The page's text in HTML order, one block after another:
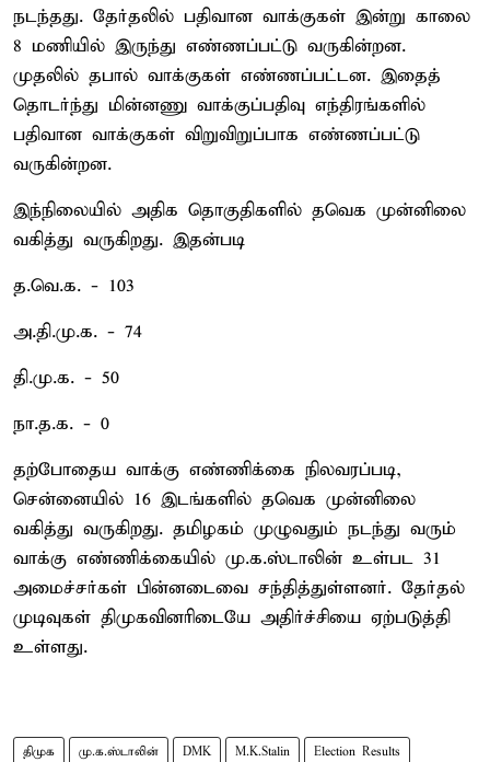
நடந்தது. தேர்தலில் பதிவான வாக்குகள் இன்று காலை
8 மணியில் இருந்து எண்ணப்பட்டு வருகின்றன.
முதலில் தபால் வாக்குகள் எண்ணப்பட்டன. இதைத்
தொடர்ந்து மின்னணு வாக்குப்பதிவு எந்திரங்களில்
பதிவான வாக்குகள் விறுவிறுப்பாக எண்ணப்பட்டு
வருகின்றன.
இந்நிலையில் அதிக தொகுதிகளில் தவெக முன்னிலை
வகித்து வருகிறது. இதன்படி
த.வெ.க. - 103
அ.தி.மு.க. - 74
தி.மு.க. - 50
நா.த.க. - 0
தற்போதைய வாக்கு எண்ணிக்கை நிலவரப்படி,
சென்னையில் 16 இடங்களில் தவெக முன்னிலை
வகித்து வருகிறது. தமிழகம் முழுவதும் நடந்து வரும்
வாக்கு எண்ணிக்கையில் மு.க.ஸ்டாலின் உள்பட 31
அமைச்சர்கள் பின்னடைவை சந்தித்துள்ளனர். தேர்தல்
முடிவுகள் திமுகவினரிடையே அதிர்ச்சியை ஏற்படுத்தி
உள்ளது.
திமுக மு.க.ஸ்டாலின் DMK M.K.Stalin Election Results